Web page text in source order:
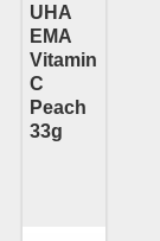
UHA
EMA
Vitamin
C
Peach
33g